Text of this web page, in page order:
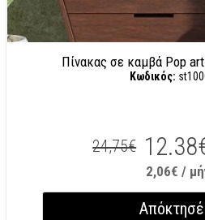
Πίνακας σε καμβά Pop
Κωδικός:
24,75€
2,06€ /